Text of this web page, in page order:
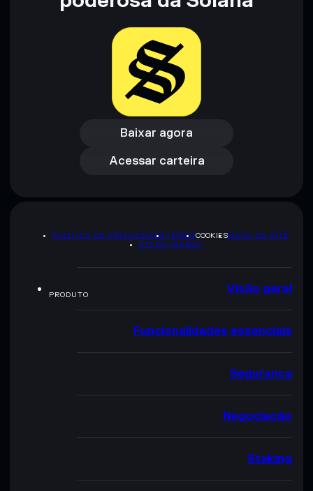
pesquisa. Dados fornecidos pelo rugcheck.xyz.
Baixar agora
Baixar agora
Acessar carteira
Acessar carteira
POLÍTICA DE PRIVACIDADETERMSCOOKIESMAPA DO SITE
KIT DA MARCA
PRODUTO Visão geral
Funcionalidades essenciais
Segurança
Negociação
Staking